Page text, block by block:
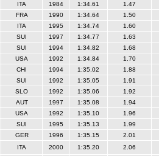
ITA 1984 1:34.61 1.47
FRA 1990 1:34.64 1.50
ITA 1995 1:34.74 1.60
SUI 1997 1:34.77 1.63
SUI 1994 1:34.82 1.68
USA 1992 1:34.84 1.70
CHI 1994 1:35.02 1.88
SUI 1992 1:35.05 1.91
SLO 1992 1:35.06 1.92
AUT 1997 1:35.08 1.94
USA 1992 1:35.10 1.96
SUI 1995 1:35.13 1.99
GER 1996 1:35.15 2.01
ITA 2000 1:35.20 2.06